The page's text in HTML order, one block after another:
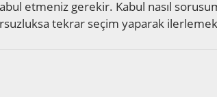
etmeniz gerekir. Kabul nasıl
tekrar seçim yaparak